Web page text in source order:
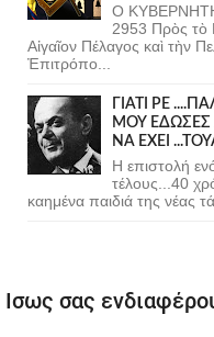
Ο
2953 Πρὸς τὸ
Αἰγαῖον Πέλαγος καὶ τὴν
Ἐπιτρόπο...
ΓΙΑΤΙ ΡΕ
ΜΟΥ ΕΔΩΣΕΣ
ΝΑ ΕΧΕΙ
Η επιστολή
τέλους...40
καημένα παιδιά της νέας